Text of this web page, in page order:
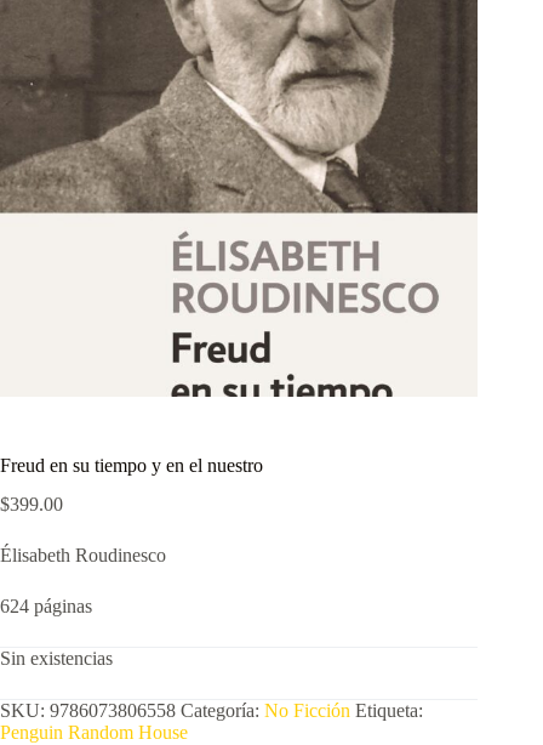
Freud en su tiempo y en el nuestro
$399.00
Élisabeth Roudinesco
624 páginas
Sin existencias
SKU: 9786073806558 Categoría: No Ficción Etiqueta:
Penguin Random House